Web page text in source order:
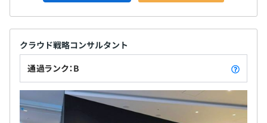
クラウド戦略コンサルタント
通過ランク：B